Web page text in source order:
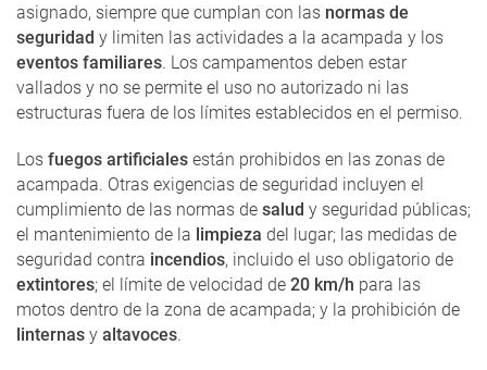
asignado, siempre que cumplan con las normas de
seguridad y limiten las actividades a la acampada y los
eventos familiares. Los campamentos deben estar
vallados y no se permite el uso no autorizado ni las
estructuras fuera de los límites establecidos en el permiso.
Los fuegos artificiales están prohibidos en las zonas de
acampada. Otras exigencias de seguridad incluyen el
cumplimiento de las normas de salud y seguridad públicas;
el mantenimiento de la limpieza del lugar; las medidas de
seguridad contra incendios, incluido el uso obligatorio de
extintores; el límite de velocidad de 20 km/h para las
motos dentro de la zona de acampada; y la prohibición de
linternas y altavoces.